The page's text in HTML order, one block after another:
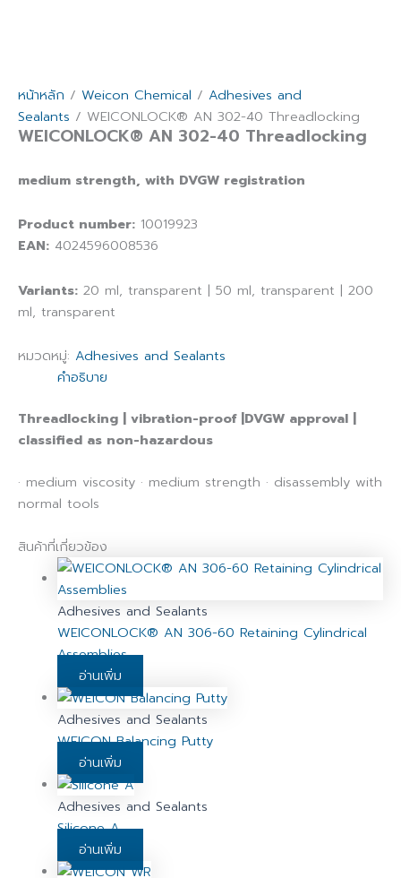
หน้าหลัก / Weicon Chemical / Adhesives and
Sealants / WEICONLOCK® AN 302-40 Threadlocking
WEICONLOCK® AN 302-40 Threadlocking
medium strength, with DVGW registration
Product number: 10019923
EAN: 4024596008536
Variants: 20 ml, transparent | 50 ml, transparent | 200
ml, transparent
หมวดหมู่: Adhesives and Sealants
คำอธิบาย
Threadlocking | vibration-proof |DVGW approval |
classified as non-hazardous
· medium viscosity · medium strength · disassembly with
normal tools
สินค้าที่เกี่ยวข้อง
Adhesives and Sealants
WEICONLOCK® AN 306-60 Retaining Cylindrical
Assemblies
อ่านเพิ่ม
Adhesives and Sealants
WEICON Balancing Putty
อ่านเพิ่ม
Adhesives and Sealants
Silicone A
อ่านเพิ่ม